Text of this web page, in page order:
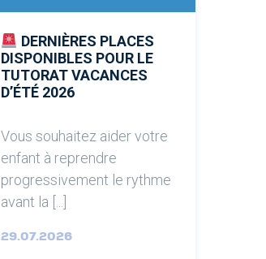
DERNIÈRES PLACES
DISPONIBLES POUR LE
TUTORAT VACANCES
D’ÉTÉ 2026
Vous souhaitez aider votre
enfant à reprendre
progressivement le rythme
avant la [...]
29.07.2026